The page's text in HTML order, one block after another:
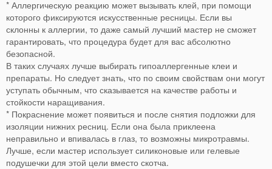
* Аллергическую реакцию может вызывать клей, при помощи
которого фиксируются искусственные ресницы. Если вы
склонны к аллергии, то даже самый лучший мастер не сможет
гарантировать, что процедура будет для вас абсолютно
безопасной.
В таких случаях лучше выбирать гипоаллергенные клеи и
препараты. Но следует знать, что по своим свойствам они могут
уступать обычным, что сказывается на качестве работы и
стойкости наращивания.
* Покраснение может появиться и после снятия подложки для
изоляции нижних ресниц. Если она была приклеена
неправильно и впивалась в глаз, то возможны микротравмы.
Лучше, если мастер использует силиконовые или гелевые
подушечки для этой цели вместо скотча.